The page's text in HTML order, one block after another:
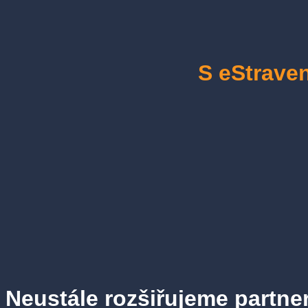
S
Neustále rozšiřujeme